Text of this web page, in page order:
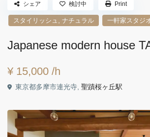
スタイリッシュ ,ナチュラル 一軒家スタジ
Japanese modern house
¥ 15,000/h
東京都多摩市連光寺,聖蹟桜ヶ丘駅
シェア 検討中 Print